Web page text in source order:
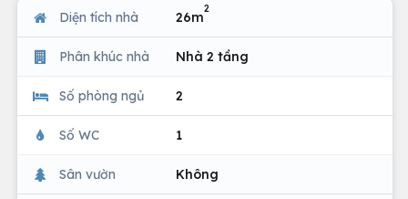
Diện tích nhà 26m
2
Phân khúc nhà Nhà 2 tầng
Số phòng ngủ 2
Số WC 1
Sân vườn Không